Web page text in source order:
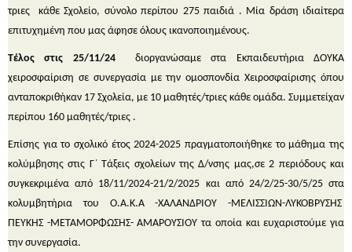
τριες κάθε Σχολείο, σύνολο περίπου 275 παιδιά . Μία δράση ιδιαίτερα
επιτυχημένη που μας άφησε όλους ικανοποιημένους.
Τέλος στις 25/11/24διοργανώσαμε στα Εκπαιδευτήρια ΔΟΥΚΑ
χειροσφαίριση σε συνεργασία με την ομοσπονδία Χειροσφαίρισης όπου
ανταποκριθήκαν 17 Σχολεία, με 10 μαθητές/τριες κάθε ομάδα. Συμμετείχαν
περίπου 160 μαθητές/τριες .
Επίσης για το σχολικό έτος 2024-2025 πραγματοποιήθηκε το μάθημα της
κολύμβησης στις Γ΄ Τάξεις σχολείων της Δ/νσης μας,σε 2 περιόδους και
συγκεκριμένα από 18/11/2024-21/2/2025 και από 24/2/25-30/5/25 στα
κολυμβητήρια του Ο.Α.Κ.Α -ΧΑΛΑΝΔΡΙΟΥ -ΜΕΛΙΣΣΙΩΝ-ΛΥΚΟΒΡΥΣΗΣ
ΠΕΥΚΗΣ -ΜΕΤΑΜΟΡΦΩΣΗΣ- ΑΜΑΡΟΥΣΙΟΥ τα οποία και ευχαριστούμε για
την συνεργασία.